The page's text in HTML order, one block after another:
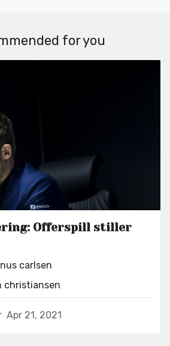
for you
Offerspill stiller
carlsen
christiansen
Apr 21, 2021